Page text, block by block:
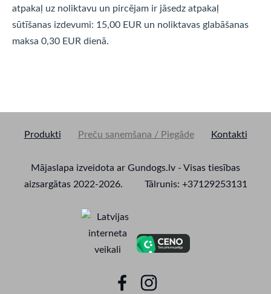
atpakaļ uz noliktavu un pircējam ir jāsedz atpakaļ
sūtīšanas izdevumi: 15,00 EUR un noliktavas glabāšanas
maksa 0,30 EUR dienā.
Produkti Preču saņemšana / Piegāde Kontakti
Mājaslapa izveidota ar Gundogs.lv - Visas tiesības
aizsargātas 2022-2026. Tālrunis: +37129253131